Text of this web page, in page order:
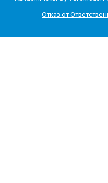
Отказ от